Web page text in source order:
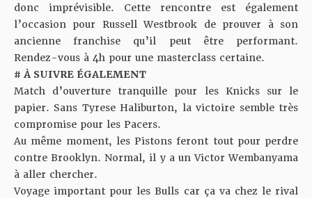
donc imprévisible. Cette rencontre est également
l’occasion pour Russell Westbrook de prouver à son
ancienne franchise qu’il peut être performant.
Rendez-vous à 4h pour une masterclass certaine.
# À SUIVRE ÉGALEMENT
Match d’ouverture tranquille pour les Knicks sur le
papier. Sans Tyrese Haliburton, la victoire semble très
compromise pour les Pacers.
Au même moment, les Pistons feront tout pour perdre
contre Brooklyn. Normal, il y a un Victor Wembanyama
à aller chercher.
Voyage important pour les Bulls car ça va chez le rival